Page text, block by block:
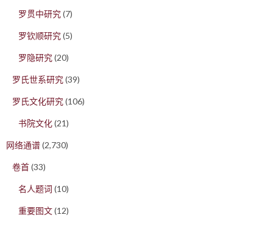
罗贯中研究(7)
罗钦顺研究(5)
罗隐研究(20)
罗氏世系研究(39)
罗氏文化研究(106)
书院文化(21)
网络通谱(2,730)
卷首(33)
名人题词 (10)
重要图文(12)